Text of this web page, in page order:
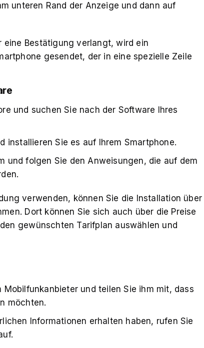
unteren Rand der Anzeige und dann auf
eine Bestätigung verlangt, wird ein
gesendet, der in eine spezielle Zeile
und suchen Sie nach der Software Ihres
installieren Sie es auf Ihrem Smartphone.
und folgen Sie den Anweisungen, die auf dem
verwenden, können Sie die Installation über
Dort können Sie sich auch über die Preise
gewünschten Tarifplan auswählen und
Mobilfunkanbieter und teilen Sie ihm mit, dass
möchten.
Informationen erhalten haben, rufen Sie